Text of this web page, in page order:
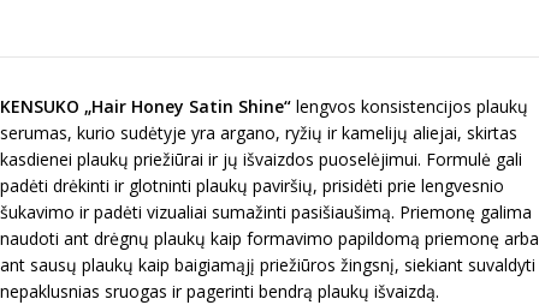
KENSUKO „Hair Honey Satin Shine“ lengvos konsistencijos plaukų
serumas, kurio sudėtyje yra argano, ryžių ir kamelijų aliejai, skirtas
kasdienei plaukų priežiūrai ir jų išvaizdos puoselėjimui. Formulė gali
padėti drėkinti ir glotninti plaukų paviršių, prisidėti prie lengvesnio
šukavimo ir padėti vizualiai sumažinti pasišiaušimą. Priemonę galima
naudoti ant drėgnų plaukų kaip formavimo papildomą priemonę arba
ant sausų plaukų kaip baigiamąjį priežiūros žingsnį, siekiant suvaldyti
nepaklusnias sruogas ir pagerinti bendrą plaukų išvaizdą.